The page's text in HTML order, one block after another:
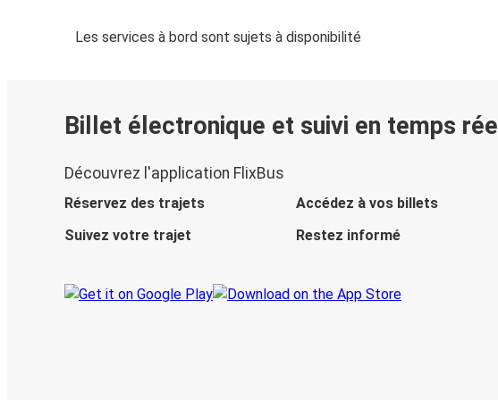
Les services à bord sont sujets à disponibilité
Billet électronique et suivi en temps réel
Découvrez l'application FlixBus
Réservez des trajets
Accédez à vos billets
Suivez votre trajet
Restez informé